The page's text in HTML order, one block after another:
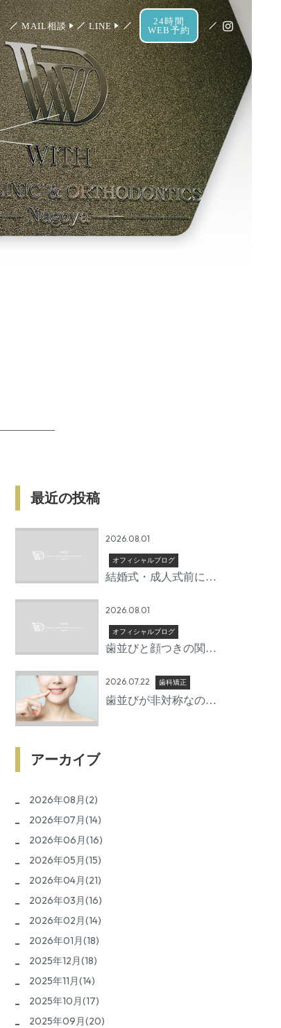
MAIL相談 LINE
24時間
WEB予約
最近の投稿
2026.08.01
オフィシャルブログ
結婚式・成人式前に矯
ら？後悔しないための
準備期間とは
2026.08.01
オフィシャルブログ
歯並びと顔つきの関係 |
象
2026.07.22 歯科矯正
歯並びが非対称なのは
アーカイブ
2026年08月(2)
2026年07月(14)
2026年06月(16)
2026年05月(15)
2026年04月(21)
2026年03月(16)
2026年02月(14)
2026年01月(18)
2025年12月(18)
2025年11月(14)
2025年10月(17)
2025年09月(20)